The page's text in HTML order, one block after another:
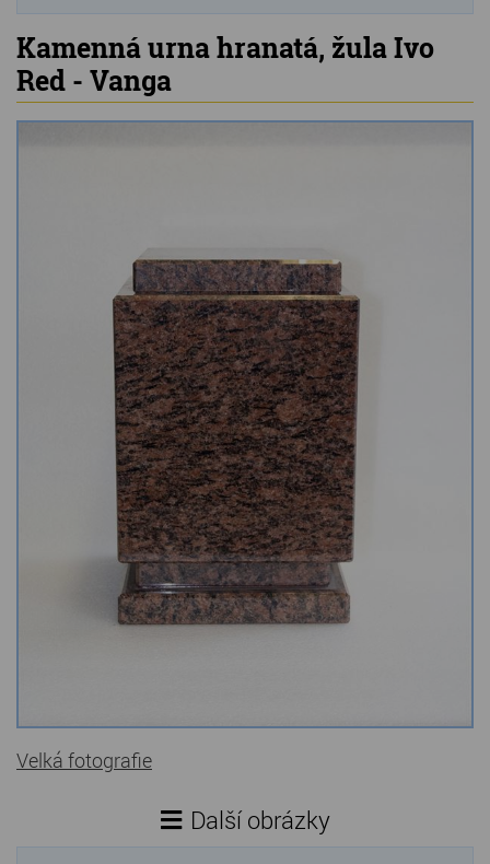
Grilovací, pečící kameny
Lávové grilovací kameny
Kamenné truhlíky
Hřbitovní doplňky
Zvířecí náhrobky a pomníčky
Kamenné stoly, konferenční stolky
Barevné kamenné drti
Štípané kamenné obklady
Dárkové předměty z přírodního kamene
Gabiony, gabionový kámen
Údržba a čištění kamene
Kamenná urna hranatá, žula Ivo
Red - Vanga
Velká fotografie
Další obrázky